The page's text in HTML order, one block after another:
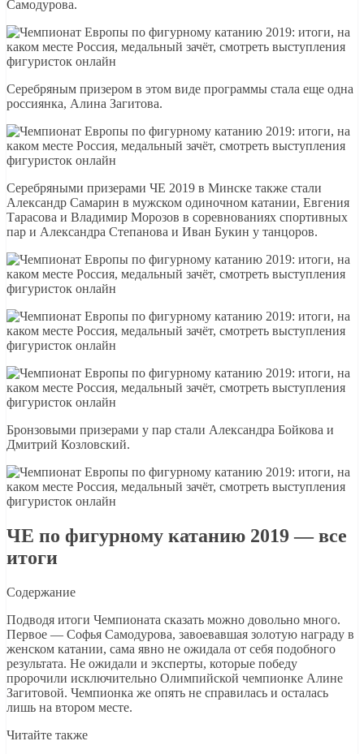
Самодурова.
Серебряным призером в этом виде программы стала еще одна
россиянка, Алина Загитова.
Серебряными призерами ЧЕ 2019 в Минске также стали
Александр Самарин в мужском одиночном катании, Евгения
Тарасова и Владимир Морозов в соревнованиях спортивных
пар и Александра Степанова и Иван Букин у танцоров.
Бронзовыми призерами у пар стали Александра Бойкова и
Дмитрий Козловский.
ЧЕ по фигурному катанию 2019 — все
итоги
Содержание
Подводя итоги Чемпионата сказать можно довольно много.
Первое — Софья Самодурова, завоевавшая золотую награду в
женском катании, сама явно не ожидала от себя подобного
результата. Не ожидали и эксперты, которые победу
пророчили исключительно Олимпийской чемпионке Алине
Загитовой. Чемпионка же опять не справилась и осталась
лишь на втором месте.
Читайте также